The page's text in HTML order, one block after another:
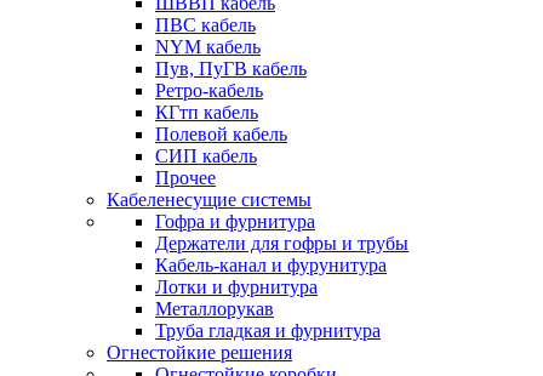
ПВС кабель
NYM кабель
Пув, ПуГВ кабель
Ретро-кабель
КГтп кабель
Полевой кабель
СИП кабель
Прочее
Кабеленесущие системы
Гофра и фурнитура
Держатели для гофры и трубы
Кабель-канал и фурунитура
Лотки и фурнитура
Металлорукав
Труба гладкая и фурнитура
Огнестойкие решения